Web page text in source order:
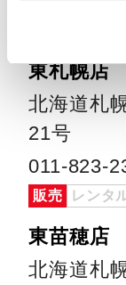
東札幌店
北海道札
21号
011-823-
販売 レンタ
東苗穂店
北海道札